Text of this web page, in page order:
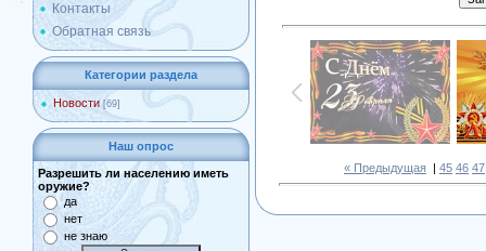
Контакты
Обратная связь
Категории раздела
Новости [69]
Наш опрос
Разрешить ли населению иметь
оружие?
да
нет
не знаю
« Предыдущая | 45 46 47